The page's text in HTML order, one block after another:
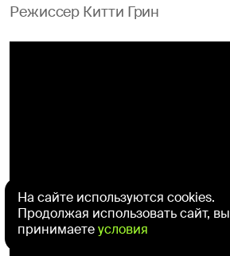
Режиссер Китти Грин
На сайте используются cookies.
Продолжая использовать сайт, вы
принимаетеусловия